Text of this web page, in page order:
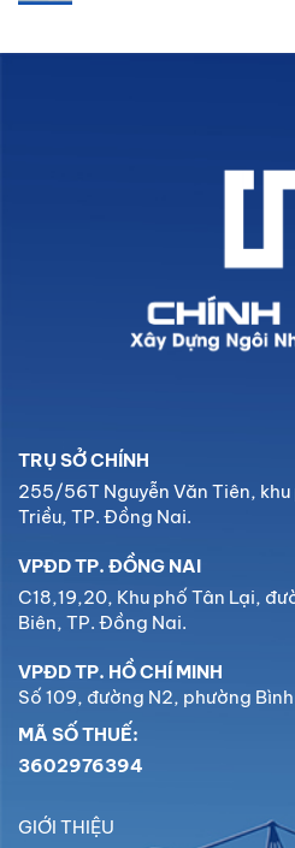
TRỤ SỞ CHÍNH
255/56T Nguyễn Văn Tiên, khu
Triều, TP. Đồng Nai.
VPĐD TP. ĐỒNG NAI
C18,19,20, Khu phố Tân Lại,
Biên, TP. Đồng Nai.
VPĐD TP. HỒ CHÍ MINH
Số 109, đường N2, phường
MÃ SỐ THUẾ:
3602976394
GIỚI THIỆU